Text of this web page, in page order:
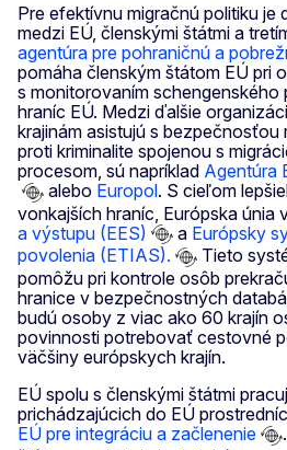
Pre efektívnu migračnú politiku je
medzi EÚ, členskými štátmi a
agentúra pre pohraničnú a
pomáha členským štátom EÚ pri
s monitorovaním schengenského
hraníc EÚ. Medzi ďalšie
krajinám asistujú s bezpečnosťou
proti kriminalite spojenou s
procesom, sú napríklad Agentúra
alebo Europol. S cieľom
vonkajších hraníc, Európska únia
a výstupu (EES)
a Európsky
povolenia (ETIAS).
Tieto
pomôžu pri kontrole osôb
hranice v bezpečnostných
budú osoby z viac ako 60 krajín
povinnosti potrebovať cestovné
väčšiny európskych krajín.
EÚ spolu s členskými štátmi
prichádzajúcich do EÚ
EÚ pre integráciu a začlenenie